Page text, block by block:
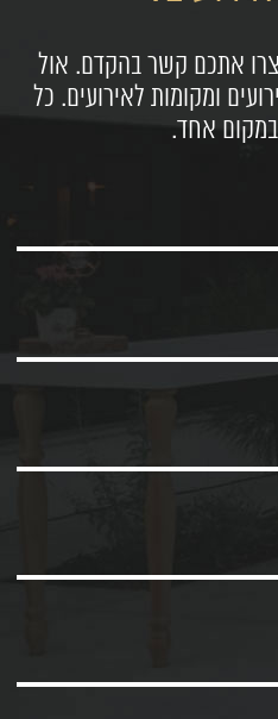
אתכם קשר בהקדם. אול
ומקומות לאירועים. כל
אחד.